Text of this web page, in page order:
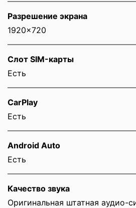
Разрешение экрана
1920x720
Слот SIM-карты
Eсть
CarPlay
Есть
Android Auto
Есть
Качество звука
Оригинальная штатная аудио-